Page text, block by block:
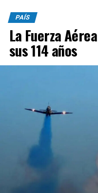
PAÍS
La Fuerza
sus 114 años